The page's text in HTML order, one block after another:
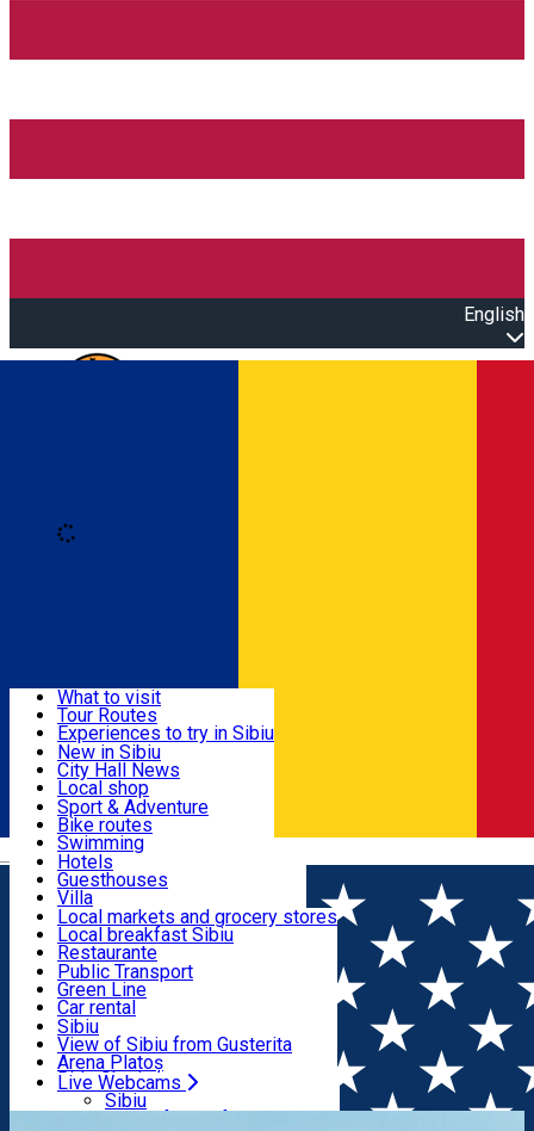
English
Română
Useful info
Activities & Adventure
Accommodation
Food, Drinks & Nightlife
Transport & Parking
Live Webcams
What to visit
Tour Routes
Experiences to try in Sibiu
Podcast
Culture
Museums
Churches
Parks, Zoo
County of Sibiu
New in Sibiu
City Hall News
Local shop
Sibiu artisans
Sibiul Verde
Public services
Education
How do I get to Sibiu
Tourist Info
Tour Guides
Guided tours
Publicații locale
Beauty salons
Sport & Adventure
Bike routes
Swimming
Riding
Indoor activities
Loc de joacă indoor
Loc de joacă outdoor
Ski
Ice skating
Yoga
Hotels
Guesthouses
Villa
Hostels
Motel
Camping
Renting rooms
Rooms for rent
Accommodation outside Sibiu
Local markets and grocery stores
Local breakfast Sibiu
Restaurante
Pizza
Fast Food
Coffee
Sweets
Pub, Bar
Night clubs
Bakeries
Public Transport
Green Line
Car rental
Rent a bike
Scooter rentals
Taxi
Ride Sharing
Parking tickets
Parking places
Sibiu
View of Sibiu from Gusterita
Arena Platoș
Live Webcams
Sibiu
View of Sibiu from Gusterita
Home Event organizer Noaptea Companiilor Sibiu